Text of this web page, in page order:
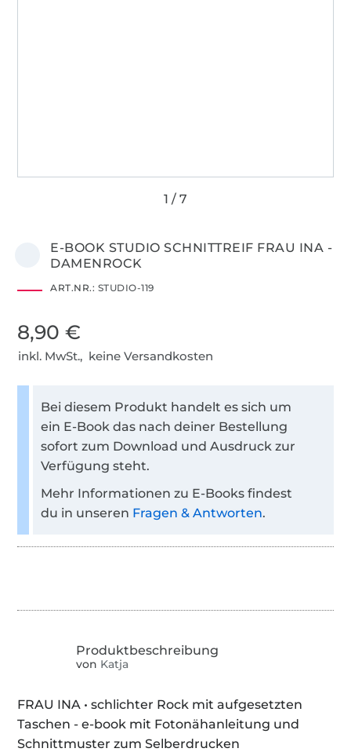
E-BOOK STUDIO SCHNITTREIF FRAU INA -
DAMENROCK
ART.NR.: STUDIO-119
8,90 €
inkl. MwSt., keine Versandkosten
Bei diesem Produkt handelt es sich um
ein E-Book das nach deiner Bestellung
sofort zum Download und Ausdruck zur
Verfügung steht.
Mehr Informationen zu E-Books findest
du in unseren Fragen & Antworten.
von Katja
FRAU INA • schlichter Rock mit aufgesetzten
Taschen - e-book mit Fotonähanleitung und
Schnittmuster zum Selberdrucken